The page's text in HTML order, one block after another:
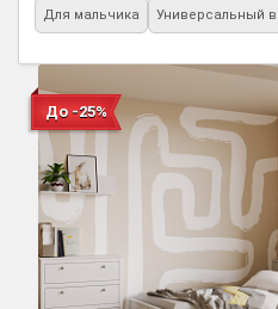
Для мальчика Универсальный
До -25%